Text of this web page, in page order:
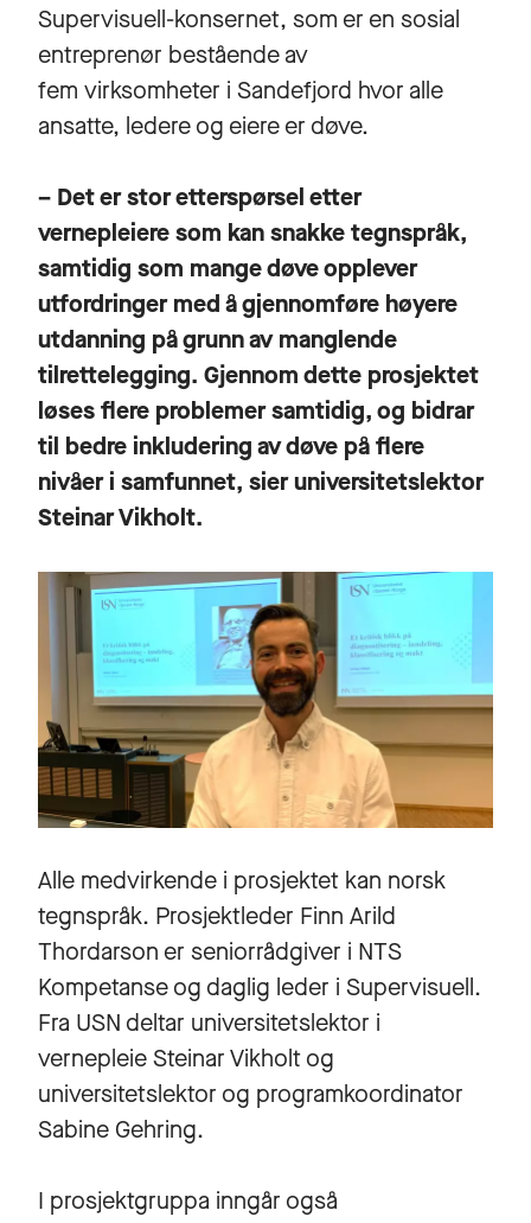
Supervisuell-konsernet, som er en sosial
entreprenør bestående av
fem virksomheter i Sandefjord hvor alle
ansatte, ledere og eiere er døve.
– Det er stor etterspørsel etter
vernepleiere som kan snakke tegnspråk,
samtidig som mange døve opplever
utfordringer med å gjennomføre høyere
utdanning på grunn av manglende
tilrettelegging. Gjennom dette prosjektet
løses flere problemer samtidig, og bidrar
til bedre inkludering av døve på flere
nivåer i samfunnet, sier universitetslektor
Steinar Vikholt.
Alle medvirkende i prosjektet kan norsk
tegnspråk. Prosjektleder Finn Arild
Thordarson er seniorrådgiver i NTS
Kompetanse og daglig leder i Supervisuell.
Fra USN deltar universitetslektor i
vernepleie Steinar Vikholt og
universitetslektor og programkoordinator
Sabine Gehring.
I prosjektgruppa inngår også